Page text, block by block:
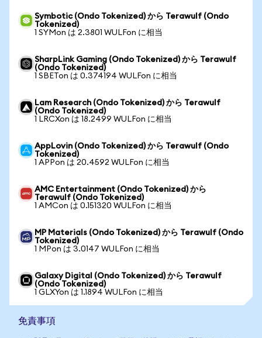
Symbotic (Ondo Tokenized) から Terawulf (Ondo
Tokenized)
1 SYMon は 2.3801 WULFon に相当
SharpLink Gaming (Ondo Tokenized) から Terawulf
(Ondo Tokenized)
1 SBETon は 0.374194 WULFon に相当
Lam Research (Ondo Tokenized) から Terawulf
(Ondo Tokenized)
1 LRCXon は 18.2499 WULFon に相当
AppLovin (Ondo Tokenized) から Terawulf (Ondo
Tokenized)
1 APPon は 20.4592 WULFon に相当
AMC Entertainment (Ondo Tokenized) から
Terawulf (Ondo Tokenized)
1 AMCon は 0.151320 WULFon に相当
MP Materials (Ondo Tokenized) から Terawulf (Ondo
Tokenized)
1 MPon は 3.0147 WULFon に相当
Galaxy Digital (Ondo Tokenized) から Terawulf
(Ondo Tokenized)
1 GLXYon は 1.1894 WULFon に相当
免責事項